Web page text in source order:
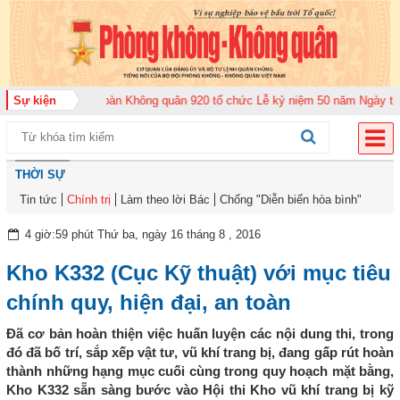
Sự kiện
Trung đoàn Không quân 920 tổ chức Lễ kỷ niệm 50 năm Ngày truyền
THỜI SỰ
Tin tức
Chính trị Làm theo lời Bác Chống "Diễn biến hòa bình"
4 giờ:59 phút Thứ ba, ngày 16 tháng 8 , 2016
Kho K332 (Cục Kỹ thuật) với mục tiêu
chính quy, hiện đại, an toàn
Đã cơ bản hoàn thiện việc huấn luyện các nội dung thi, trong
đó đã bố trí, sắp xếp vật tư, vũ khí trang bị, đang gấp rút hoàn
thành những hạng mục cuối cùng trong quy hoạch mặt bằng,
Kho K332 sẵn sàng bước vào Hội thi Kho vũ khí trang bị kỹ